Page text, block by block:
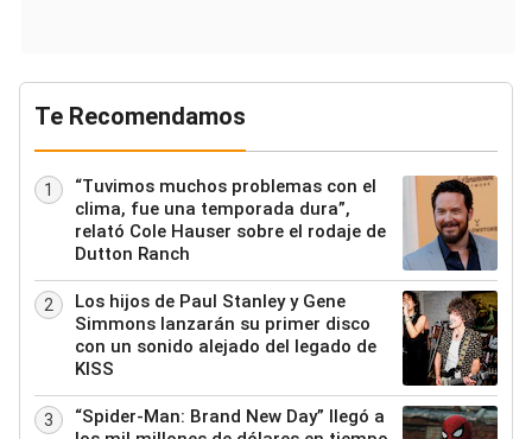
Te Recomendamos
1
“Tuvimos muchos problemas con el
clima, fue una temporada dura”,
relató Cole Hauser sobre el rodaje de
Dutton Ranch
2
Los hijos de Paul Stanley y Gene
Simmons lanzarán su primer disco
con un sonido alejado del legado de
KISS
3
“Spider-Man: Brand New Day” llegó a